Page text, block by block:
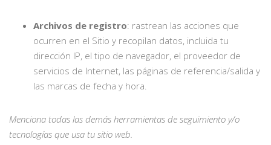
Archivos de registro: rastrean las acciones que
ocurren en el Sitio y recopilan datos, incluida tu
dirección IP, el tipo de navegador, el proveedor de
servicios de Internet, las páginas de referencia/salida y
las marcas de fecha y hora.
Menciona todas las demás herramientas de seguimiento y/o
tecnologías que usa tu sitio web.